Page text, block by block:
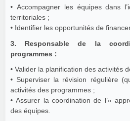
• Accompagner les équipes dans
territoriales ;
• Identifier les opportunités de
3. Responsable de la
programmes :
• Valider la planification des activités
• Superviser la révision régulière
activités des programmes ;
• Assurer la coordination de l’«
des équipes.